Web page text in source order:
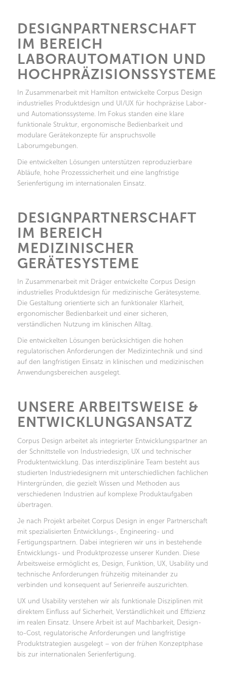
DESIGNPARTNERSCHAFT
IM BEREICH
LABORAUTOMATION UND
HOCHPRÄZISIONSSYSTEME
In Zusammenarbeit mit Hamilton entwickelte Corpus Design
industrielles Produktdesign und UI/UX für hochpräzise Labor-
und Automationssysteme. Im Fokus standen eine klare
funktionale Struktur, ergonomische Bedienbarkeit und
modulare Gerätekonzepte für anspruchsvolle
Laborumgebungen.
Die entwickelten Lösungen unterstützen reproduzierbare
Abläufe, hohe Prozesssicherheit und eine langfristige
Serienfertigung im internationalen Einsatz.
DESIGNPARTNERSCHAFT
IM BEREICH
MEDIZINISCHER
GERÄTESYSTEME
In Zusammenarbeit mit Dräger entwickelte Corpus Design
industrielles Produktdesign für medizinische Gerätesysteme.
Die Gestaltung orientierte sich an funktionaler Klarheit,
ergonomischer Bedienbarkeit und einer sicheren,
verständlichen Nutzung im klinischen Alltag.
Die entwickelten Lösungen berücksichtigen die hohen
regulatorischen Anforderungen der Medizintechnik und sind
auf den langfristigen Einsatz in klinischen und medizinischen
Anwendungsbereichen ausgelegt.
UNSERE ARBEITSWEISE &
ENTWICKLUNGSANSATZ
Corpus Design arbeitet als integrierter Entwicklungspartner an
der Schnittstelle von Industriedesign, UX und technischer
Produktentwicklung. Das interdisziplinäre Team besteht aus
studierten Industriedesignern mit unterschiedlichen fachlichen
Hintergründen, die gezielt Wissen und Methoden aus
verschiedenen Industrien auf komplexe Produktaufgaben
übertragen.
Je nach Projekt arbeitet Corpus Design in enger Partnerschaft
mit spezialisierten Entwicklungs-, Engineering- und
Fertigungspartnern. Dabei integrieren wir uns in bestehende
Entwicklungs- und Produktprozesse unserer Kunden. Diese
Arbeitsweise ermöglicht es, Design, Funktion, UX, Usability und
technische Anforderungen frühzeitig miteinander zu
verbinden und konsequent auf Serienreife auszurichten.
UX und Usability verstehen wir als funktionale Disziplinen mit
direktem Einfluss auf Sicherheit, Verständlichkeit und Effizienz
im realen Einsatz. Unsere Arbeit ist auf Machbarkeit, Design-
to-Cost, regulatorische Anforderungen und langfristige
Produktstrategien ausgelegt – von der frühen Konzeptphase
bis zur internationalen Serienfertigung.